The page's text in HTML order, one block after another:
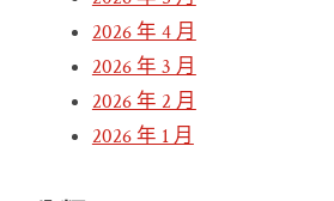
2026 年 4 月
2026 年 3 月
2026 年 2 月
2026 年 1 月